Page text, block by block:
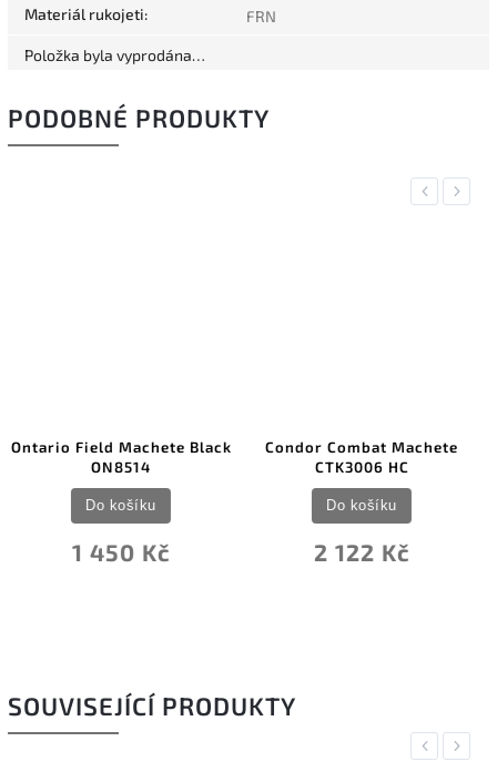
Materiál rukojeti: FRN
Položka byla vyprodána…
PODOBNÉ PRODUKTY
Previous
Condor Combat Machete
CTK3006 HC
2 122 Kč
Do košíku
Joker Bowie Knife
Handle 20 cm Blade
3 249 Kč
Do košíku
Next
SOUVISEJÍCÍ PRODUKTY
Previous
Next